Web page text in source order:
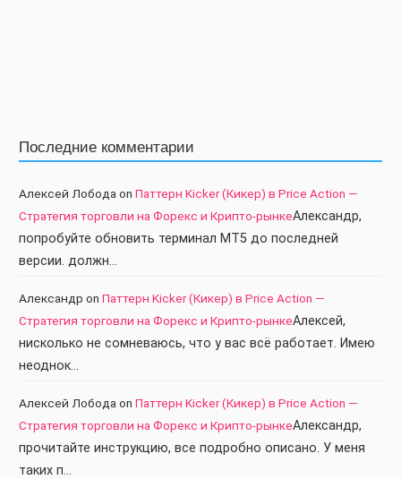
Последние комментарии
Алексей Лобода on Паттерн Kicker (Кикер) в Price Action —
Стратегия торговли на Форекс и Крипто-рынкеАлександр,
попробуйте обновить терминал МТ5 до последней
версии. должн…
Александр on Паттерн Kicker (Кикер) в Price Action —
Стратегия торговли на Форекс и Крипто-рынкеАлексей,
нисколько не сомневаюсь, что у вас всё работает. Имею
неоднок…
Алексей Лобода on Паттерн Kicker (Кикер) в Price Action —
Стратегия торговли на Форекс и Крипто-рынкеАлександр,
прочитайте инструкцию, все подробно описано. У меня
таких п…